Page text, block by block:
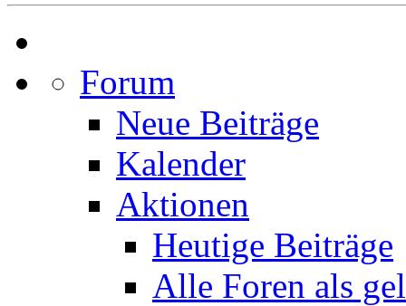
Forum
Neue Beiträge
Kalender
Aktionen
Heutige Beiträge
Alle Foren als